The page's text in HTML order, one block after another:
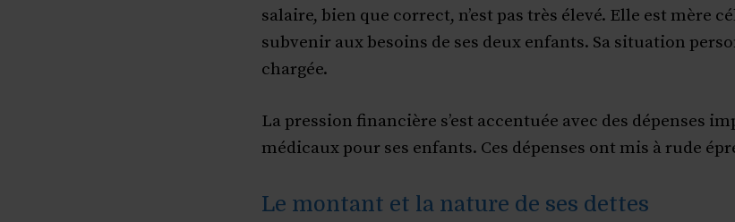
salaire, bien que correct, n’est pas très élevé. Elle est mère
subvenir aux besoins de ses deux enfants. Sa situation
chargée.
La pression financière s’est accentuée avec des dépenses
médicaux pour ses enfants. Ces dépenses ont mis à rude
Le montant et la nature de ses dettes